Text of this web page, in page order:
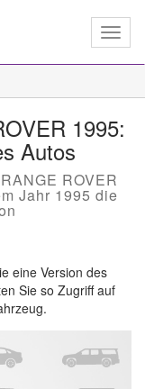
1995:
Autos
ROVER
Jahr 1995 die
eine Version des
Sie so Zugriff auf